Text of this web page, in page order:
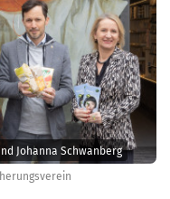
Johanna Schwanberg